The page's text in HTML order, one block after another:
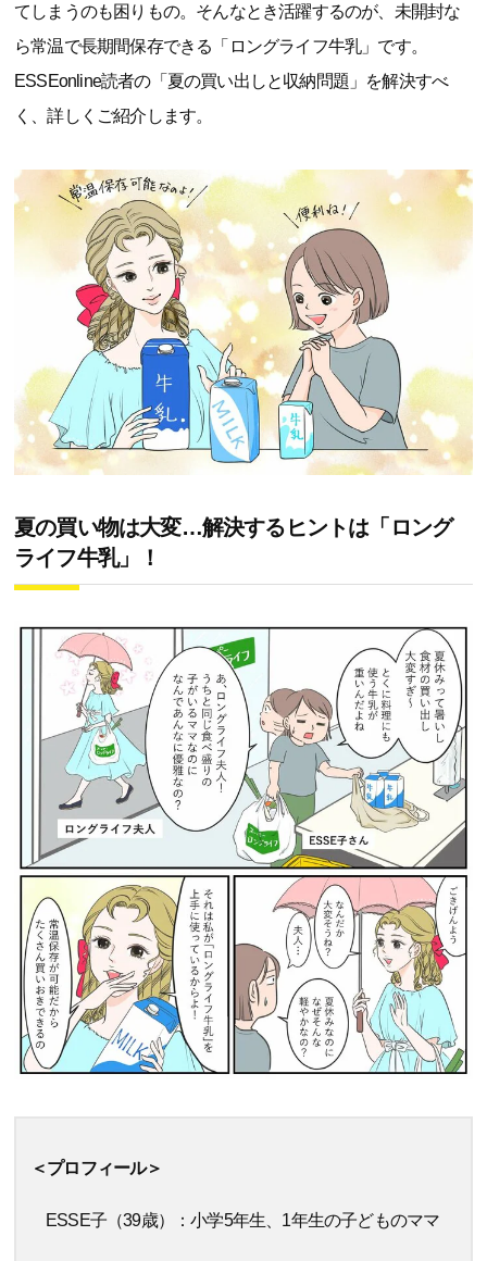
てしまうのも困りもの。そんなとき活躍するのが、未開封な
ら常温で長期間保存できる「ロングライフ牛乳」です。
ESSEonline読者の「夏の買い出しと収納問題」を解決すべ
く、詳しくご紹介します。
夏の買い物は大変…解決するヒントは「ロング
ライフ牛乳」！
＜プロフィール＞
ESSE子（39歳）：小学5年生、1年生の子どものママ